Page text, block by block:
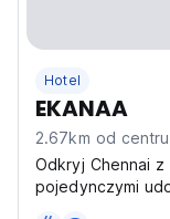
Hotel
EKANAA
2.67km od
Odkryj Chennai z
pojedynczymi